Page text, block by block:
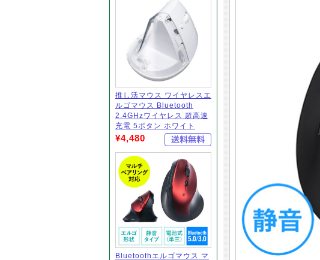
推し活マウス ワイヤレスエ
ルゴマウス Bluetooth
2.4GHzワイヤレス 超高速
充電 5ボタン ホワイト
¥4,480
Bluetoothエルゴマウス マ